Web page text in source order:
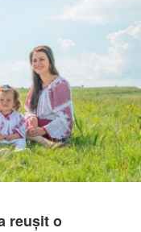
reușit o